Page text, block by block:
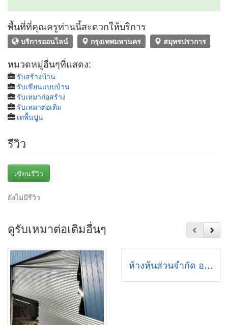
พื้นที่ที่คุณครูท่านนี้สะดวกให้บริการ
บริการออนไลน์ กรุงเทพมหานคร สมุทรปราการ
หมวดหมู่อื่นๆที่แสดง:
รับสร้างบ้าน
รับเขียนแบบบ้าน
รับเหมาก่อสร้าง
รับเหมาต่อเติม
เทพื้นปูน
รีวิว
เขียนรีวิว
ยังไม่มีรีวิว
ดูรับเหมาต่อเติมอื่นๆ
ห้างหุ้นส่วนจำกัด อนันต์ภพ